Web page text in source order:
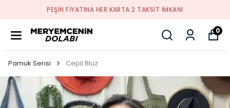
PEŞİN FİYATINA HER KARTA 2 TAKSİT İMKANI
0
Pamuk Serisi Cepli Bluz